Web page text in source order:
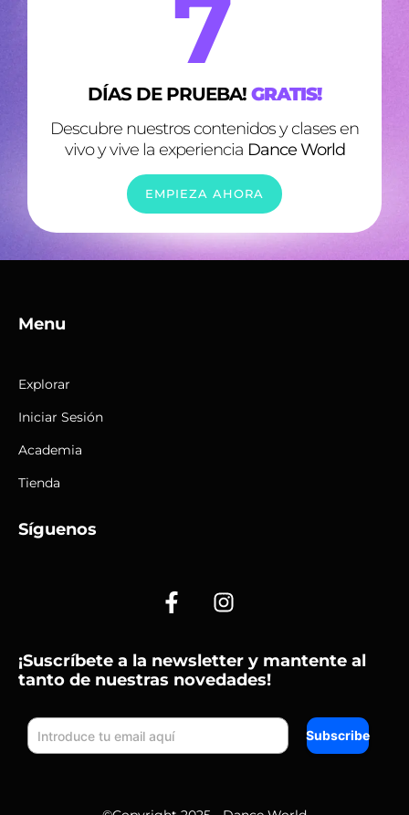
7
DÍAS DE PRUEBA! GRATIS!
Descubre nuestros contenidos y clases en
vivo y vive la experiencia Dance World
EMPIEZA AHORA
Menu
Explorar
Iniciar Sesión
Academia
Tienda
Síguenos
F
a
e
b
o
k
I
n
t
a
r
¡Suscríbete a la newsletter y mantente al
tanto de nuestras novedades!
Subscribe